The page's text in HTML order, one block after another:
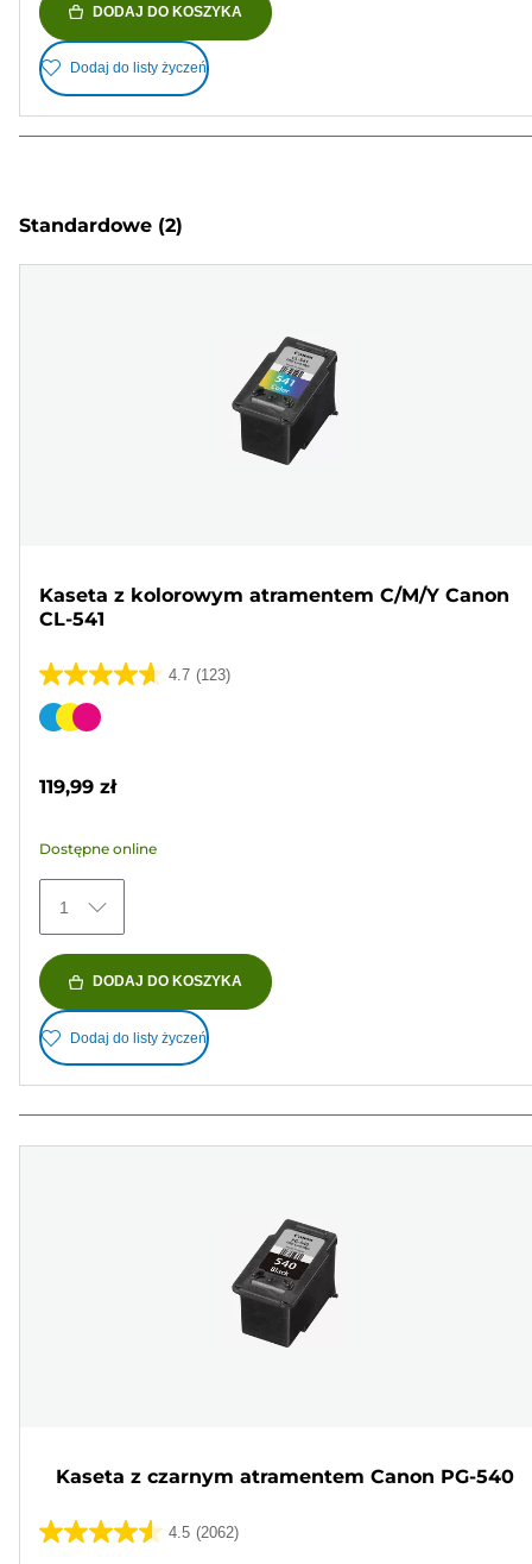
DODAJ DO KOSZYKA
Dodaj do listy życzeń
Standardowe (2)
Kaseta z kolorowym atramentem C/M/Y Canon
CL-541
4.7 (123)
4.7
na
123
Wkład
119,99 zł
Dostępne online
1
DODAJ DO KOSZYKA
Dodaj do listy życzeń
Kaseta z czarnym atramentem Canon PG-540
4.5 (2062)
4.5